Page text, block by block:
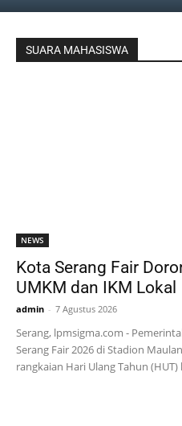
SUARA MAHASISWA
NEWS
Kota Serang Fair
UMKM dan IKM Lokal
admin - 7 Agustus 2026
Serang, lpmsigma.com -
Serang Fair 2026 di Stadion
rangkaian Hari Ulang Tahun (HUT)